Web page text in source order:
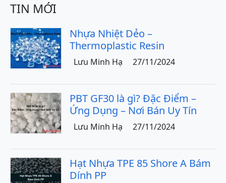
TIN MỚI
Nhựa Nhiệt Dẻo –
Thermoplastic Resin
Lưu Minh Hạ 27/11/2024
PBT GF30 là gì? Đặc Điểm –
Ứng Dụng – Nơi Bán Uy Tín
Lưu Minh Hạ 27/11/2024
Hạt Nhựa TPE 85 Shore A Bám
Dính PP